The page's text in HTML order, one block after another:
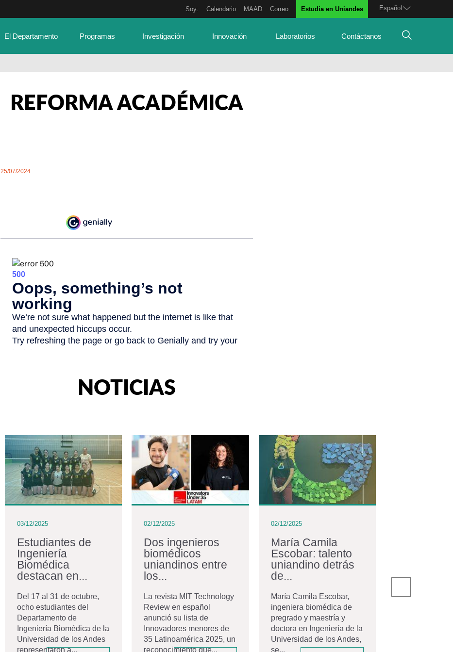
Español
Soy: Calendario MAAD Correo Estudia en Uniandes
El Departamento Programas Investigación Innovación Laboratorios Contáctanos
REFORMA ACADÉMICA
25/07/2024
NOTICIAS
03/12/2025
Estudiantes de
Ingeniería
Biomédica
destacan en...
Del 17 al 31 de octubre,
ocho estudiantes del
Departamento de
Ingeniería Biomédica de la
Universidad de los Andes
representaron a...
02/12/2025
Dos ingenieros
biomédicos
uniandinos entre
los...
La revista MIT Technology
Review en español
anunció su lista de
Innovadores menores de
35 Latinoamérica 2025, un
reconocimiento que...
02/12/2025
María Camila
Escobar: talento
uniandino detrás
de...
María Camila Escobar,
ingeniera biomédica de
pregrado y maestría y
doctora en Ingeniería de la
Universidad de los Andes,
se...
la Universidad